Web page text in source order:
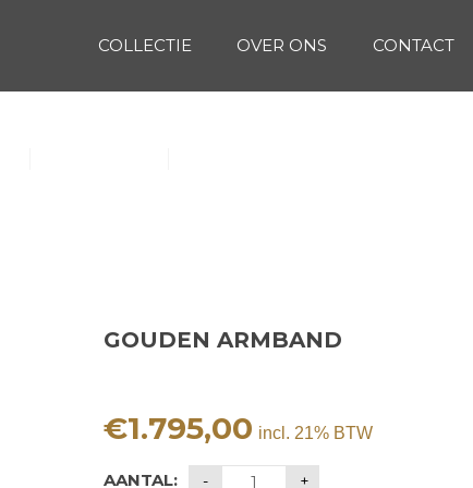
COLLECTIE OVER ONS CONTACT
GOUDEN ARMBAND
€1.795,00 incl. 21% BTW
AANTAL: